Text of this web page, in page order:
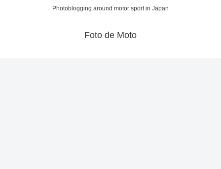
Photoblogging around motor sport in Japan
Foto de Moto